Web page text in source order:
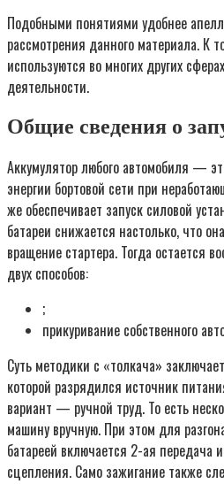
Подобными понятиями удобнее
рассмотрения данного материала. К
используются во многих других
деятельности.
Общие сведения о
Аккумулятор любого автомобиля —
энергии бортовой сети при
же обеспечивает запуск силовой
батареи снижается настолько, что
вращение стартера. Тогда остается
двух способов:
;
прикуривание собственного
Суть методики с «толкача»
которой разрядился источник
вариант — ручной труд. То есть
машину вручную. При этом для
батареей включается 2-ая передача
сцепления. Само зажигание также